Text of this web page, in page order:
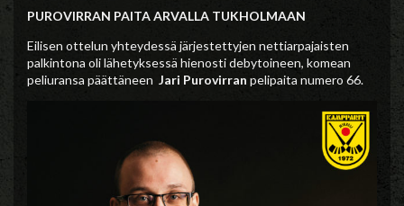
PUROVIRRAN PAITA ARVALLA TUKHOLMAAN
Eilisen ottelun yhteydessä järjestettyjen nettiarpajaisten
palkintona oli lähetyksessä hienosti debytoineen, komean
peliuransa päättäneen Jari Purovirran pelipaita numero 66.